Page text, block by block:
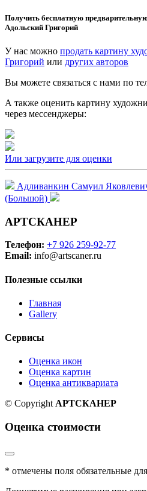
Получить бесплатную
Адольский Григорий
У нас можно продать картину
Григорий или других авторов
Вы можете связаться с нами по
А также оценить картину
через мессенджеры:
Или загрузите для оценки
Адливанкин Самуил
(Большой)
АРТСКАНЕР
Телефон: +7 926 259-92-77
Email: info@artscaner.ru
Полезные ссылки
Главная
Gallery
Сервисы
Оценка икон
Оценка картин
Оценка антиквариата
© CopyrightАРТСКАНЕР
Оценка стоимости
* отмечены поля обязательные